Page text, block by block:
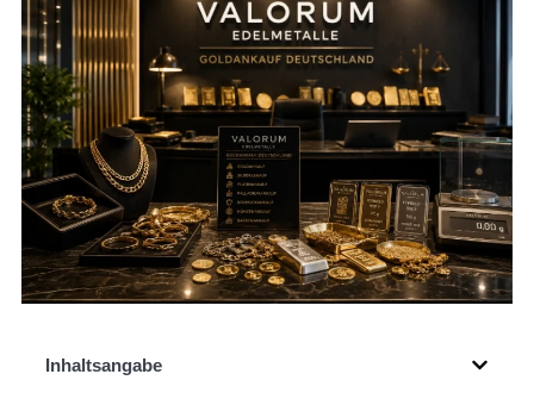
Inhaltsangabe